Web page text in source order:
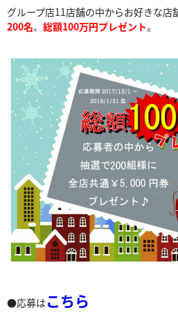
グループ店11店舗の中からお好きな店
200名、 総額100万円プレゼント。
●応募は こちら